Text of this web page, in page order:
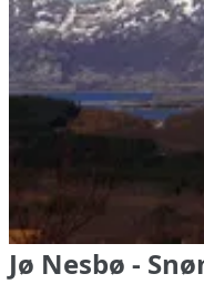
Jø Nesbø -